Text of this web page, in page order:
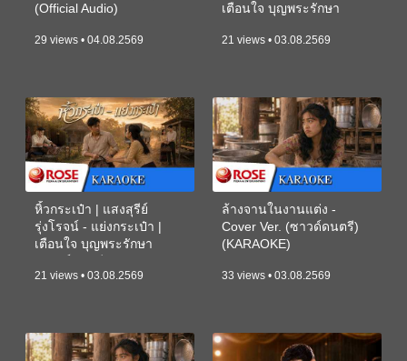
(Official Audio)
29 views • 04.08.2569
เตือนใจ บุญพระรักษา
21 views • 03.08.2569
หิ้วกระเป๋า | แสงสุรีย์
รุ่งโรจน์ - แย่งกระเป๋า |
เตือนใจ บุญพระรักษา
21 views • 03.08.2569
ล้างจานในงานแต่ง -
Cover Ver. (ซาวด์ดนตรี)
(KARAOKE)
33 views • 03.08.2569